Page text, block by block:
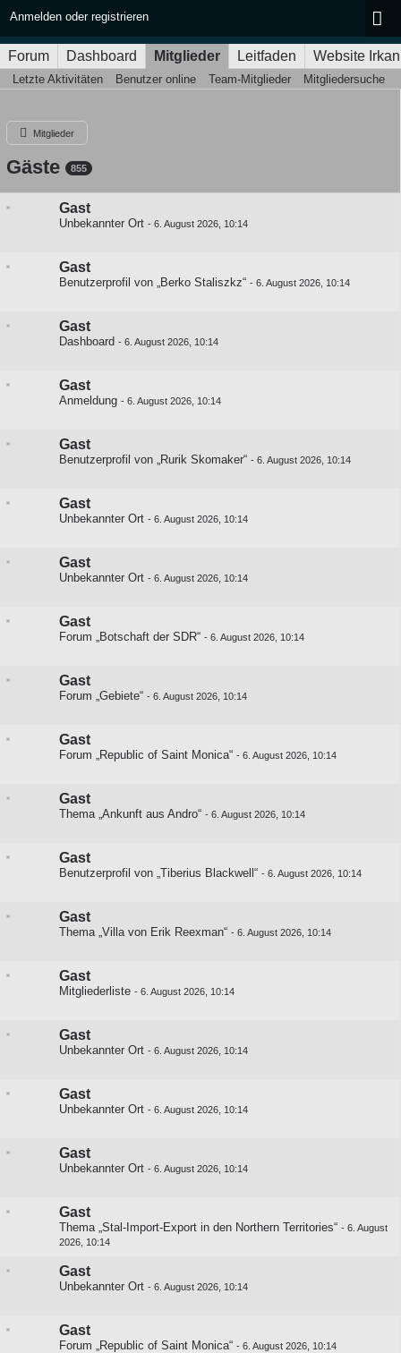
Anmelden oder registrieren
Forum Dashboard Mitglieder Leitfaden Website
Letzte Aktivitäten Benutzer online Team-Mitglieder Mitgliedersuche
Mitglieder
Gäste 855
Gast
Unbekannter Ort - 6. August 2026, 10:14
Gast
Benutzerprofil von „Berko Staliszkz“ - 6. August 2026, 10:14
Gast
Dashboard - 6. August 2026, 10:14
Gast
Anmeldung - 6. August 2026, 10:14
Gast
Benutzerprofil von „Rurik Skomaker“ - 6. August 2026, 10:14
Gast
Unbekannter Ort - 6. August 2026, 10:14
Gast
Unbekannter Ort - 6. August 2026, 10:14
Gast
Forum „Botschaft der SDR“ - 6. August 2026, 10:14
Gast
Forum „Gebiete“ - 6. August 2026, 10:14
Gast
Forum „Republic of Saint Monica“ - 6. August 2026, 10:14
Gast
Thema „Ankunft aus Andro“ - 6. August 2026, 10:14
Gast
Benutzerprofil von „Tiberius Blackwell“ - 6. August 2026, 10:14
Gast
Thema „Villa von Erik Reexman“ - 6. August 2026, 10:14
Gast
Mitgliederliste - 6. August 2026, 10:14
Gast
Unbekannter Ort - 6. August 2026, 10:14
Gast
Unbekannter Ort - 6. August 2026, 10:14
Gast
Unbekannter Ort - 6. August 2026, 10:14
Gast
Thema „Stal-Import-Export in den Northern Territories“ - 6. August
2026, 10:14
Gast
Unbekannter Ort - 6. August 2026, 10:14
Gast
Forum „Republic of Saint Monica“ - 6. August 2026, 10:14